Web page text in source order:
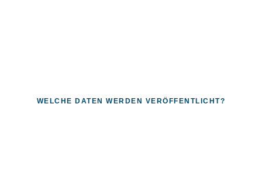
WELCHE DATEN WERDEN VERÖFFENTLICHT?